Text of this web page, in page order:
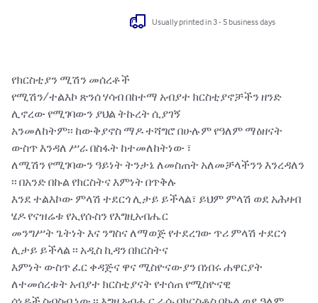
Usually printed in 3 - 5 business days
የክርስቲያን ሚሽን መሰረቶች
የሚሽን/ተልእኮ ጽንሰ ሃሳብ በከተማ አብያተ ክርስቲያኖቻችን ዘንድ
ሊኖረው የሚገባውን ያህል ትኩረት ሲያገኝ
አንመለከትም፡፡ ከውቅያኖስ ማዶ ተሻግሮ በሁሉም የዓለም ማዕዘናት
ውስጥ እንዳለ ሥራ በስፋት ከተመለከትነው ፣
ለሚሽን የሚገባውን ዓይነት ትንታኔ ለመስጠት አለመቻላችንን እንረዳለን
፡፡ በአንድ በኩል የክርስትና እምነት በጥቅሉ
እንደ ተልእኮው ምላሽ ተደርጎ ሊታይ ይችላል፣ ይህም ምላሽ ወደ አሕዛብ
ሄዶ የናዝሬቱ የኢየሱስን የእግዚአብሔር
መንግሥት ጌትነት እና ንግስና ለማወጅ የተደረገው ጥሪ ምላሽ ተደርጎ
ሊታይ ይችላል ፡፡ አዲስ ኪዳን በክርስትና
እምነት ውስጥ ፈር ቀዳጅና ዋና ሚስዮናውያን በነበሩ ሐዋርያት
ለተመሰረቱት አብያተ ክርስቲያናት የተሰጠ የሚስዮናዊ